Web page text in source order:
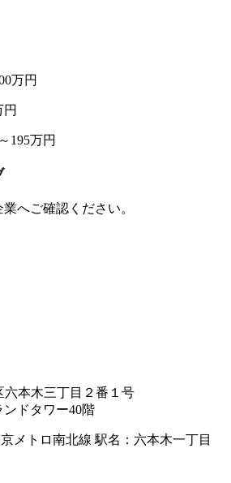
万円
円
195万円
へご確認ください。
六本木三丁目２番１号
ドタワー40階
メトロ南北線 駅名：六本木一丁目